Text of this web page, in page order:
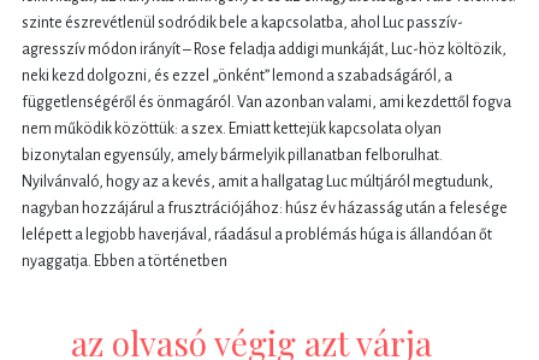
szinte észrevétlenül sodródik bele a kapcsolatba, ahol Luc passzív-
agresszív módon irányít – Rose feladja addigi munkáját, Luc-höz költözik,
neki kezd dolgozni, és ezzel „önként” lemond a szabadságáról, a
függetlenségéről és önmagáról. Van azonban valami, ami kezdettől fogva
nem működik közöttük: a szex. Emiatt kettejük kapcsolata olyan
bizonytalan egyensúly, amely bármelyik pillanatban felborulhat.
Nyilvánvaló, hogy az a kevés, amit a hallgatag Luc múltjáról megtudunk,
nagyban hozzájárul a frusztrációjához: húsz év házasság után a felesége
lelépett a legjobb haverjával, ráadásul a problémás húga is állandóan őt
nyaggatja. Ebben a történetben
az olvasó végig azt várja